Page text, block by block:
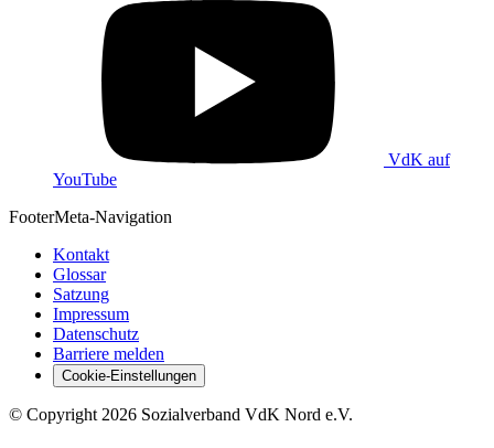
VdK auf
YouTube
FooterMeta-Navigation
Kontakt
Glossar
Satzung
Impressum
Datenschutz
Barriere melden
Cookie-Einstellungen
© Copyright 2026 Sozialverband VdK Nord e.V.